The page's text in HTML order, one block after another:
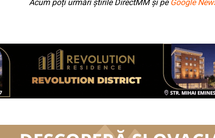
Acum poți urmări știrile DirectMM și pe Google